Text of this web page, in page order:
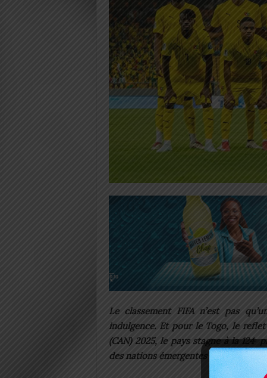
Le classement FIFA n’est pas
indulgence. Et pour le Togo, le
(CAN) 2025, le pays stagne à la 124ᵉ
des nations émergentes comme le